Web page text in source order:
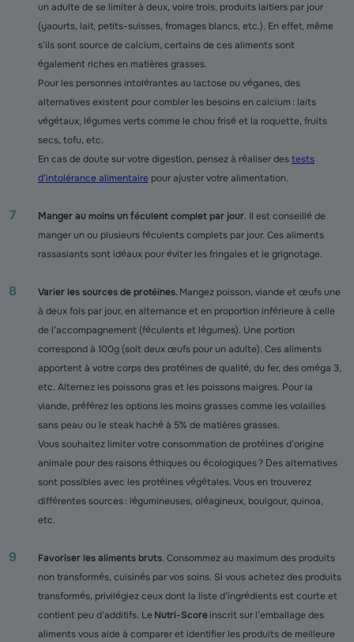
un adulte de se limiter à deux, voire trois, produits laitiers par jour
(yaourts, lait, petits-suisses, fromages blancs, etc.). En effet, même
s’ils sont source de calcium, certains de ces aliments sont
également riches en matières grasses.
Pour les personnes intolérantes au lactose ou véganes, des
alternatives existent pour combler les besoins en calcium : laits
végétaux, légumes verts comme le chou frisé et la roquette, fruits
secs, tofu, etc.
En cas de doute sur votre digestion, pensez à réaliser destests
d’intolérance alimentaire pour ajuster votre alimentation.
Manger au moins un féculent complet par jour. Il est conseillé de
manger un ou plusieurs féculents complets par jour. Ces aliments
rassasiants sont idéaux pour éviter les fringales et le grignotage.
Varier les sources de protéines. Mangez poisson, viande et œufs une
à deux fois par jour, en alternance et en proportion inférieure à celle
de l’accompagnement (féculents et légumes). Une portion
correspond à 100g (soit deux œufs pour un adulte). Ces aliments
apportent à votre corps des protéines de qualité, du fer, des oméga 3,
etc. Alternez les poissons gras et les poissons maigres. Pour la
viande, préférez les options les moins grasses comme les volailles
sans peau ou le steak haché à 5% de matières grasses.
Vous souhaitez limiter votre consommation de protéines d’origine
animale pour des raisons éthiques ou écologiques ? Des alternatives
sont possibles avec les protéines végétales. Vous en trouverez
différentes sources : légumineuses, oléagineux, boulgour, quinoa,
etc.
Favoriser les aliments bruts. Consommez au maximum des produits
non transformés, cuisinés par vos soins. Si vous achetez des produits
transformés, privilégiez ceux dont la liste d’ingrédients est courte et
contient peu d’additifs. LeNutri-Scoreinscrit sur l’emballage des
aliments vous aide à comparer et identifier les produits de meilleure